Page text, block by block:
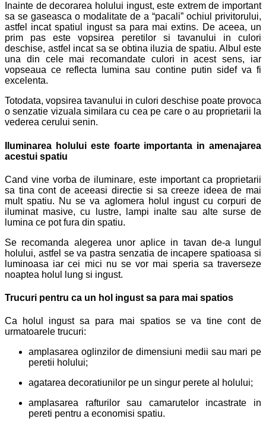
Inainte de decorarea holului ingust, este extrem de important
sa se gaseasca o modalitate de a “pacali” ochiul privitorului,
astfel incat spatiul ingust sa para mai extins. De aceea, un
prim pas este vopsirea peretilor si tavanului in culori
deschise, astfel incat sa se obtina iluzia de spatiu. Albul este
una din cele mai recomandate culori in acest sens, iar
vopseaua ce reflecta lumina sau contine putin sidef va fi
excelenta.
Totodata, vopsirea tavanului in culori deschise poate provoca
o senzatie vizuala similara cu cea pe care o au proprietarii la
vederea cerului senin.
Iluminarea holului este foarte importanta in amenajarea
acestui spatiu
Cand vine vorba de iluminare, este important ca proprietarii
sa tina cont de aceeasi directie si sa creeze ideea de mai
mult spatiu. Nu se va aglomera holul ingust cu corpuri de
iluminat masive, cu lustre, lampi inalte sau alte surse de
lumina ce pot fura din spatiu.
Se recomanda alegerea unor aplice in tavan de-a lungul
holului, astfel se va pastra senzatia de incapere spatioasa si
luminoasa iar cei mici nu se vor mai speria sa traverseze
noaptea holul lung si ingust.
Trucuri pentru ca un hol ingust sa para mai spatios
Ca holul ingust sa para mai spatios se va tine cont de
urmatoarele trucuri:
amplasarea oglinzilor de dimensiuni medii sau mari pe
peretii holului;
agatarea decoratiunilor pe un singur perete al holului;
amplasarea rafturilor sau camarutelor incastrate in
pereti pentru a economisi spatiu.